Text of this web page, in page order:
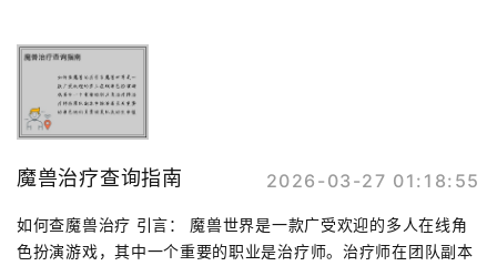
魔兽治疗查询指南 2026-03-27 01:18:55
如何查魔兽治疗 引言： 魔兽世界是一款广受欢迎的多人在线角
色扮演游戏，其中一个重要的职业是治疗师。治疗师在团队副本